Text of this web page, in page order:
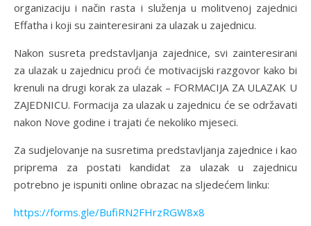
organizaciju i način rasta i služenja u molitvenoj zajednici
Effatha i koji su zainteresirani za ulazak u zajednicu.
Nakon susreta predstavljanja zajednice, svi zainteresirani
za ulazak u zajednicu proći će motivacijski razgovor kako bi
krenuli na drugi korak za ulazak – FORMACIJA ZA ULAZAK U
ZAJEDNICU. Formacija za ulazak u zajednicu će se održavati
nakon Nove godine i trajati će nekoliko mjeseci.
Za sudjelovanje na susretima predstavljanja zajednice i kao
priprema za postati kandidat za ulazak u zajednicu
potrebno je ispuniti online obrazac na sljedećem linku:
https://forms.gle/BufiRN2FHrzRGW8x8